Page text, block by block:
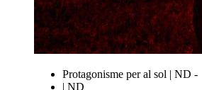
Protagonisme per al sol | ND -
| ND